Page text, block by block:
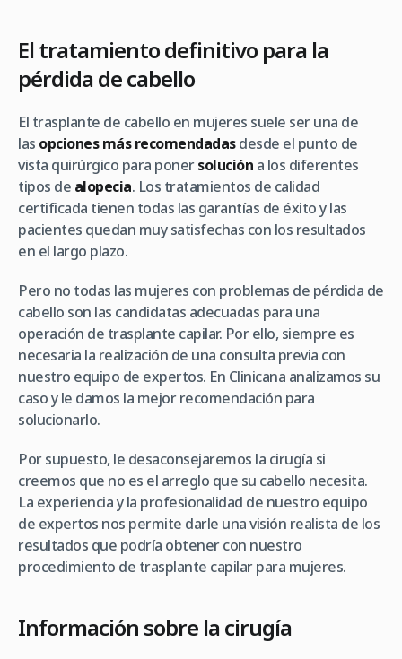
El tratamiento definitivo para la
pérdida de cabello
El trasplante de cabello en mujeres suele ser una de
las opciones más recomendadasdesde el punto de
vista quirúrgico para ponersolución a los diferentes
tipos de alopecia. Los tratamientos de calidad
certificada tienen todas las garantías de éxito y las
pacientes quedan muy satisfechas con los resultados
en el largo plazo.
Pero no todas las mujeres con problemas de pérdida de
cabello son las candidatas adecuadas para una
operación de trasplante capilar. Por ello, siempre es
necesaria la realización de una consulta previa con
nuestro equipo de expertos. En Clinicana analizamos su
caso y le damos la mejor recomendación para
solucionarlo.
Por supuesto, le desaconsejaremos la cirugía si
creemos que no es el arreglo que su cabello necesita.
La experiencia y la profesionalidad de nuestro equipo
de expertos nos permite darle una visión realista de los
resultados que podría obtener con nuestro
procedimiento de trasplante capilar para mujeres.
Información sobre la cirugía